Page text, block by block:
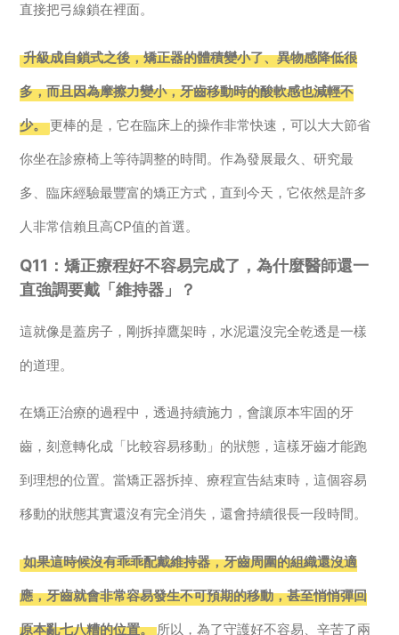
直接把弓線鎖在裡面。
升級成自鎖式之後，矯正器的體積變小了、異物感降低很
多，而且因為摩擦力變小，牙齒移動時的酸軟感也減輕不
少。 更棒的是，它在臨床上的操作非常快速，可以大大節省
你坐在診療椅上等待調整的時間。作為發展最久、研究最
多、臨床經驗最豐富的矯正方式，直到今天，它依然是許多
人非常信賴且高CP值的首選。
Q11：矯正療程好不容易完成了，為什麼醫師還一
直強調要戴「維持器」？
這就像是蓋房子，剛拆掉鷹架時，水泥還沒完全乾透是一樣
的道理。
在矯正治療的過程中，透過持續施力，會讓原本牢固的牙
齒，刻意轉化成「比較容易移動」的狀態，這樣牙齒才能跑
到理想的位置。當矯正器拆掉、療程宣告結束時，這個容易
移動的狀態其實還沒有完全消失，還會持續很長一段時間。
如果這時候沒有乖乖配戴維持器，牙齒周圍的組織還沒適
應，牙齒就會非常容易發生不可預期的移動，甚至悄悄彈回
原本亂七八糟的位置。 所以，為了守護好不容易、辛苦了兩